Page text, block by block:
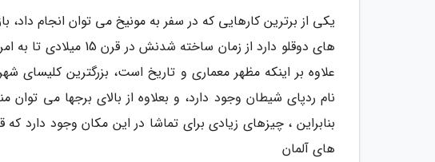
یکی از برترین کارهایی که در سفر به مونیخ می توان انجام
های دوقلو دارد از
علاوه بر اینکه مظهر معماری و تاریخ است، بزرگترین
نام ردپای شیطان وجود دارد، و بعلاوه از بالای برجها می
بنابراین ، چیزهای زیادی برای تماشا در این مکان وجود
های آلمان